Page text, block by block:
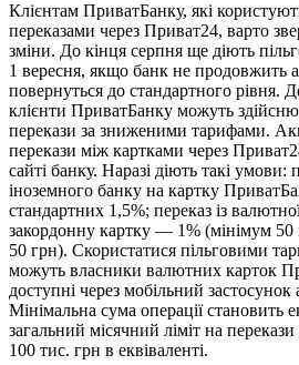
Клієнтам ПриватБанку, які
переказами через Приват24, варто
зміни. До кінця серпня ще діють
1 вересня, якщо банк не продовжить
повернуться до стандартного рівня.
клієнти ПриватБанку можуть
перекази за зниженими тарифами.
перекази між картками через
сайті банку. Наразі діють такі умови:
іноземного банку на картку
стандартних 1,5%; переказ із
закордонну картку — 1% (мінімум 50
50 грн). Скористатися пільговими
можуть власники валютних карток
доступні через мобільний
Мінімальна сума операції становить
загальний місячний ліміт на
100 тис. грн в еквіваленті.